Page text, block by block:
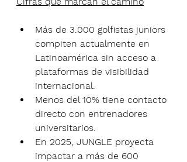
Más de 3.000 golfistas juniors
compiten actualmente en
Latinoamérica sin acceso a
plataformas de visibilidad
internacional.
Menos del 10% tiene contacto
directo con entrenadores
universitarios.
En 2025, JUNGLE proyecta
impactar a más de 600